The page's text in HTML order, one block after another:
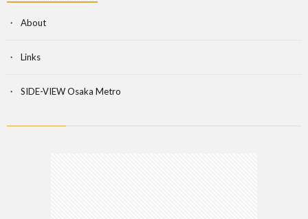
About
Links
SIDE-VIEW Osaka Metro